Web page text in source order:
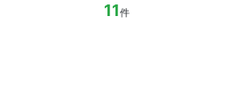
11件